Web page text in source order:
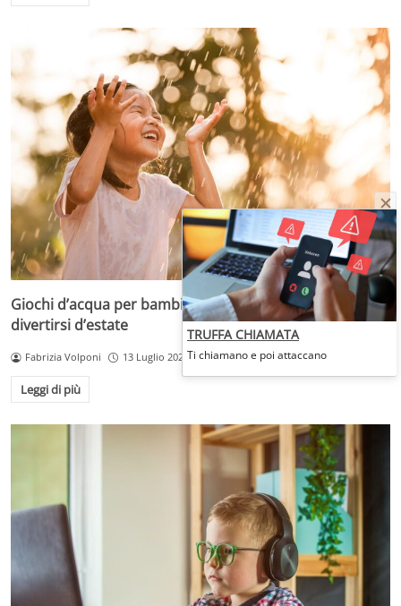
Giochi d’acqua per bambini: idee per rinfrescarsi e
divertirsi d’estate
Fabrizia Volponi 13 Luglio 2023
Leggi di più
TRUFFA CHIAMATA
Ti chiamano e poi attaccano